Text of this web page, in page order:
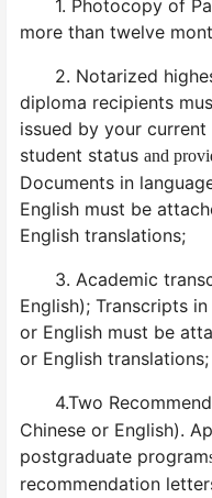
1. Photocopy of
more than twelve
2. Notarized
diploma recipients
issued by your
student status and
Documents in
English must be
English translations;
3. Academic
English); Transcripts
or English must be
or English translations;
4.Two
Chinese or English).
postgraduate program
recommendation